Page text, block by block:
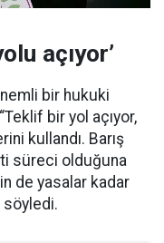
açıyor’
bir hukuki
bir yol açıyor,
kullandı. Barış
süreci olduğuna
de yasalar kadar